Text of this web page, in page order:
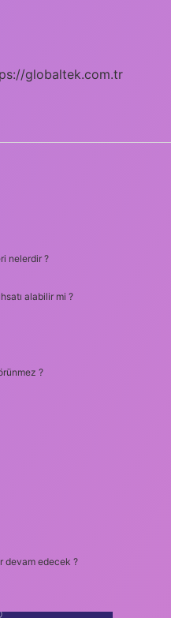
globaltek.com.tr
nelerdir ?
alabilir mi ?
?
devam edecek ?